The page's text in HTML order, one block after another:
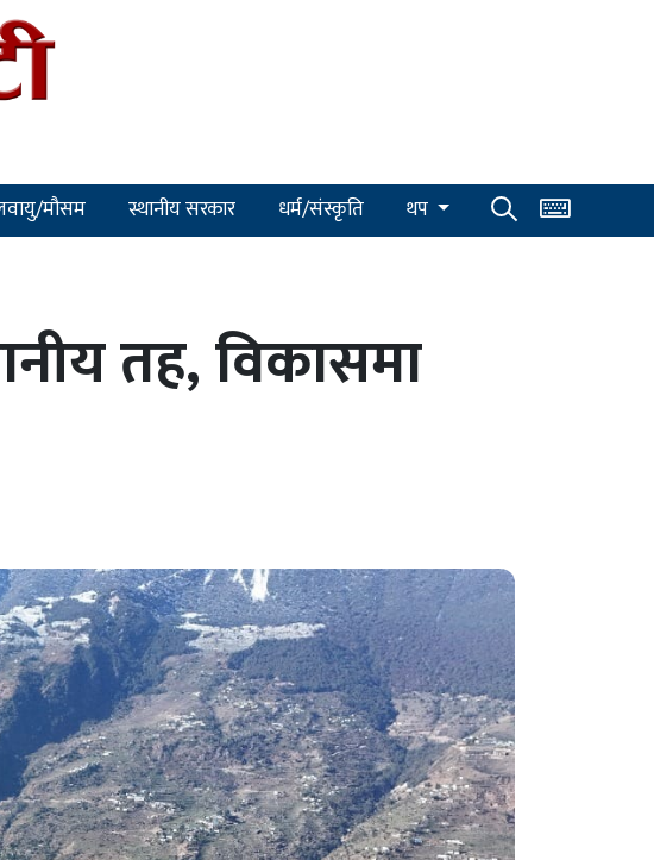
मौसम स्थानीय सरकार धर्म/संस्कृति थप
तह, विकासमा